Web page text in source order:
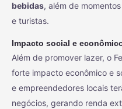
bebidas, além de
e turistas.
Impacto social e
Além de promover lazer, o
forte impacto econômico e
e empreendedores locais
negócios, gerando renda